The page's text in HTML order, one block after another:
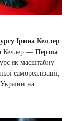
Ірина Келлер
Келлер — Перша
як масштабну
самореалізації,
на